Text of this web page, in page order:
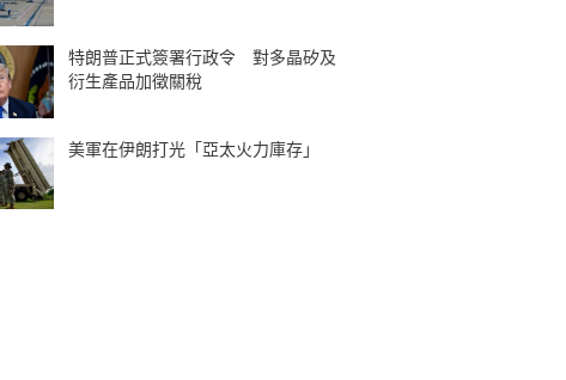
特朗普正式簽署行政令 對多晶矽及
衍生產品加徵關稅
美軍在伊朗打光「亞太火力庫存」